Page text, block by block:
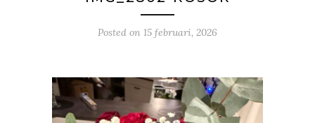
Posted on 15 februari, 2026